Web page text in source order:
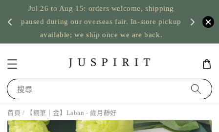
Jul 26 to Aug 15: orders welcome, shipping
paused during our overseas fair. In-store pickup
available; we ship once we are back.
US
搜尋
首頁 / 【鋼筆｜金】Laban - 歲月靜好